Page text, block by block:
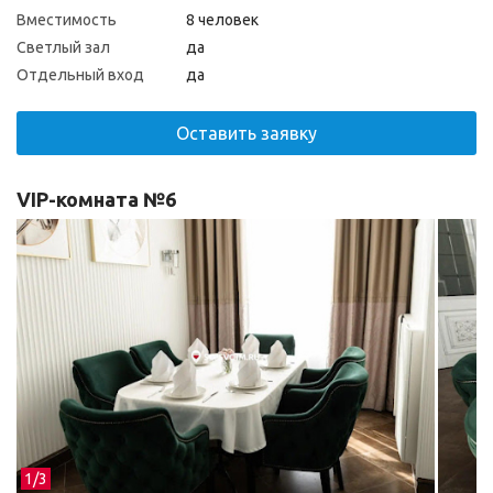
Вместимость
8 человек
Светлый зал
да
Отдельный вход
да
Оставить заявку
1/3
VIP-комната №6